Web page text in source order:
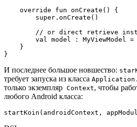
    override fun onCreate() {
        super.onCreate()
// or direct retrieve
val model : MyViewModel =
    }
}
И последнее большое новшество:
требует запуска из класса
только экземпляр Context, чтобы
любого Android класса:
startKoin(androidContext,